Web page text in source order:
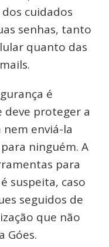
cuidados
senhas, tanto
quanto das
é
deve proteger a
enviá-la
ninguém. A
para
suspeita, caso
seguidos de
que não
Góes.